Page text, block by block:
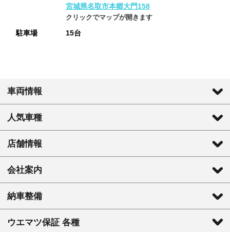
宮城県名取市本郷大門158
クリックでマップが開きます
駐車場 15台
車両情報
人気車種
店舗情報
会社案内
納車整備
ウエマツ保証 各種